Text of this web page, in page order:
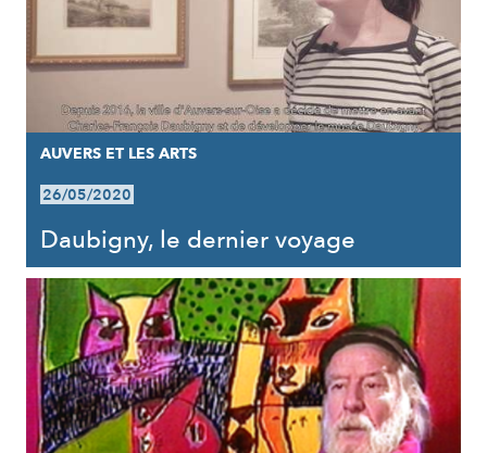
AUVERS ET LES ARTS
26/05/2020
Daubigny, le dernier voyage